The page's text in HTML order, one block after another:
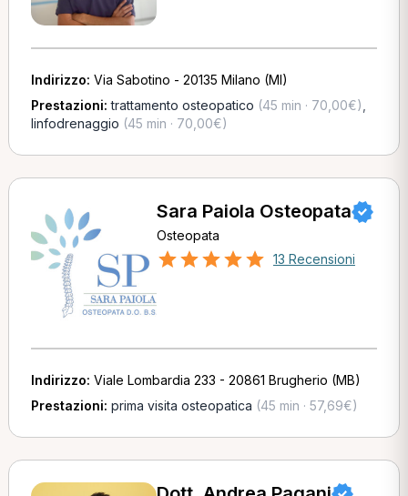
Indirizzo: Via Sabotino - 20135 Milano (MI)
Prestazioni:trattamento osteopatico (45 min · 70,00€)
linfodrenaggio (45 min · 70,00€)
Sara Paiola Osteopata
Osteopata
13 Recensioni
Indirizzo: Viale Lombardia 233 - 20861 Brugherio (MB)
Prestazioni: prima visita osteopatica (45 min · 57,69€)